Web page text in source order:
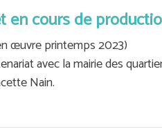
en cours de
œuvre printemps 2023)
avec la mairie des
Nain.